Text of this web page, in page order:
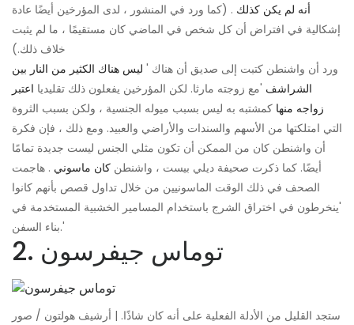
أنه لم يكن كذلك . (كما ورد في المنشور ، لدى المؤرخين أيضًا عادة
إشكالية في افتراض أن كل شخص في الماضي كان مستقيمًا ، ما لم يثبت
خلاف ذلك.)
ورد أن واشنطن كتبت إلى صديق أن هناك ' ليس هناك الكثير من النار بين
الشراشف 'مع زوجته مارثا. لكن المؤرخين يفعلون ذلك تقليديا اعتبر
زواجه منها كمشتبه به ليس بسبب ميوله الجنسية ، ولكن بسبب الثروة
التي امتلكتها من الأسهم والسندات والأراضي والعبيد. ومع ذلك ، فإن فكرة
أن واشنطن كان من الممكن أن تكون مثلي الجنس ليست جديدة تمامًا
أيضًا. كما ذكرت صحيفة ديلي بيست ، واشنطن كان ماسوني . هاجمت
الصحف في ذلك الوقت الماسونيين من خلال تداول قصص بأنهم كانوا
'ينخرطون في اختراق الشرج باستخدام المسامير الخشبية المستخدمة في
بناء السفن.'
2. توماس جيفرسون
ستجد القليل من الأدلة الفعلية على أنه كان شاذًا. | أرشيف هولتون / صور